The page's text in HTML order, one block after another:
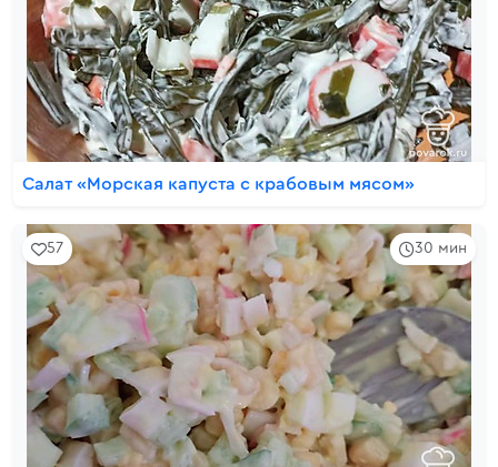
Салат «Морская капуста с крабовым мясом»
30 мин
57